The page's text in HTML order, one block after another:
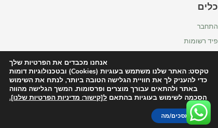
כלים
התחבר
פיד רשומות
WordPress.org
Copyright © 2026 רוטס בוטניקל - Roots | Powered by
Astra
אנחנו מכבדים את הפרטיות שלך
טקסט: האתר שלנו משתמש בעוגיות (Cookies) ובטכנולוגיות דומות
כדי להעניק לך את חוויית הגלישה הטובה ביותר, לנתח את השימוש
באתר ולהתאים עבורך מוצרים ופרסומות. המשך הגלישה מהווה
הסכמה לשימוש בעוגיות בהתאם ל[קישור: מדיניות הפרטיות שלנו].
אני מסכים/מה